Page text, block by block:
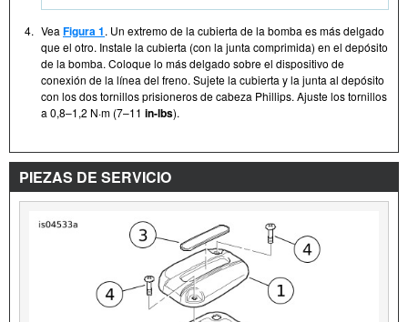
4. Vea Figura 1. Un extremo de la cubierta de la bomba es más delgado
que el otro. Instale la cubierta (con la junta comprimida) en el depósito
de la bomba. Coloque lo más delgado sobre el dispositivo de
conexión de la línea del freno. Sujete la cubierta y la junta al depósito
con los dos tornillos prisioneros de cabeza Phillips. Ajuste los tornillos
a 0,8–1,2 N·m (7–11 in-lbs).
PIEZAS DE SERVICIO